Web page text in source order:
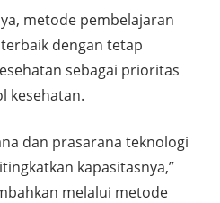
metode pembelajaran
dengan tetap
sebagai prioritas
kesehatan.
dan prasarana teknologi
kapasitasnya,”
melalui metode